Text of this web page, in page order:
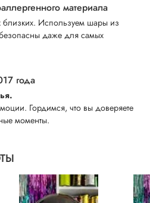
материала
Используем шары из
даже для самых
года
Гордимся, что вы доверяете
моменты.